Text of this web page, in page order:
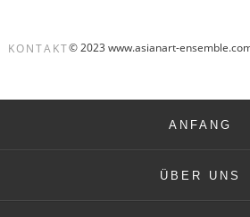
© 2023 www.asianart-
KONTAKT
ANFANG
ÜBER UNS